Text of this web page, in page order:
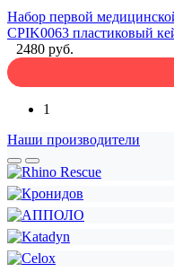
Набор первой
CPIK0063 пластиковый
2480 руб.
1
Наши производители